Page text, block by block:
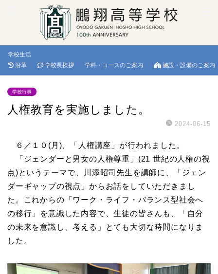
学校生活
沿革
学校長挨拶 学科・コースのご案内 施設・設備のご案内
学校行事
人権教育を実施しました。
2024-06-15
６／１０(月)、「人権講座」が行われました。
「ジェンダーと男女の人権尊重」(21 世紀の人権の視
点)というテーマで、川添昭司先生を講師に、「ジェン
ダーギャップの視点」からお話をしていただきまし
た。これからの「ワーク・ライフ・バランス型社会へ
の移行」を意識した内容で、生徒の皆さんも、「自分
の未来を意識し、考える」とても大切な時間になりま
した。